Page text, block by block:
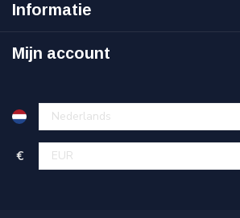
Informatie
Mijn account
€